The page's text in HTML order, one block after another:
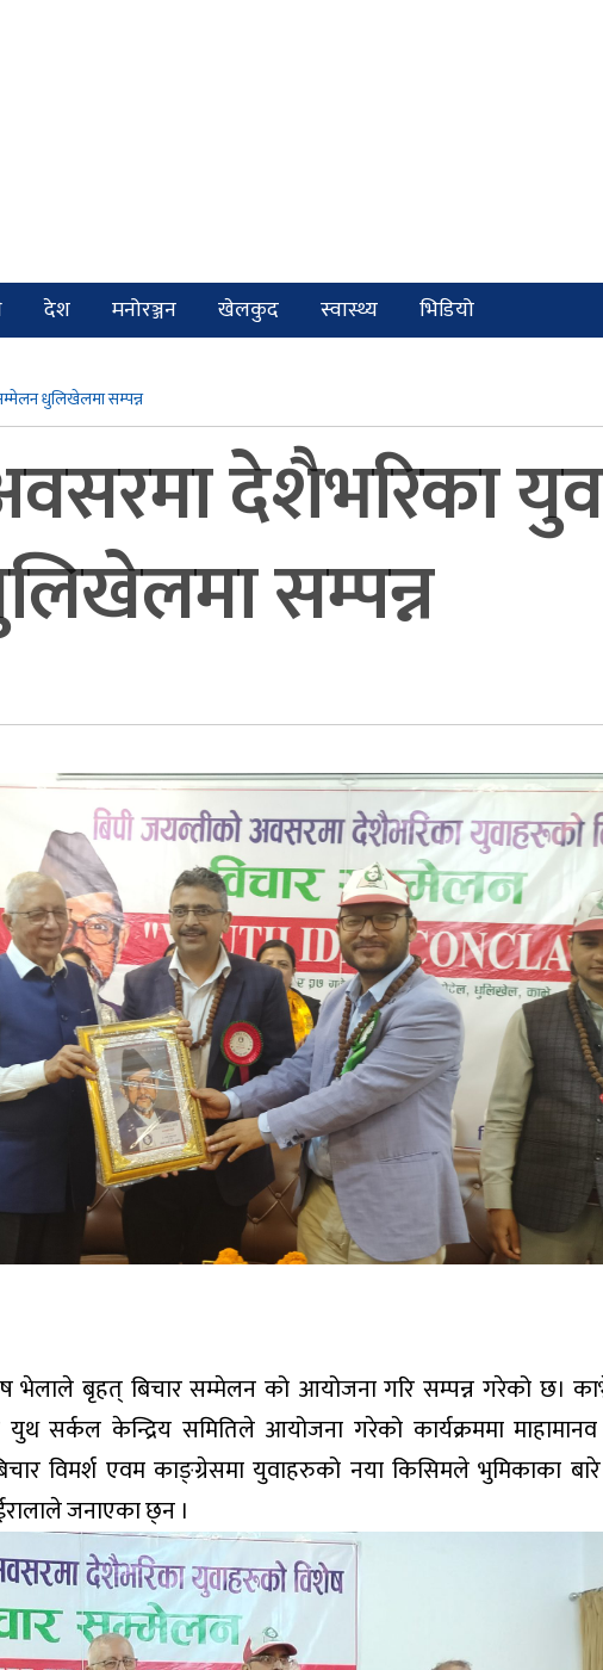
देश मनोरञ्जन खेलकुद स्वास्थ्य
भिडियो
धुलिखेलमा सम्पन्न
देशैभरिका
सम्पन्न
भेलाले बृहत् बिचार सम्मेलन को आयोजना गरि सम्पन्न गरेको छ।
सर्कल केन्द्रिय समितिले आयोजना गरेको कार्यक्रममा माहामानव
विमर्श एवम काङ्ग्रेसमा युवाहरुको नया किसिमले भुमिकाका बारे
जनाएका छ्न ।